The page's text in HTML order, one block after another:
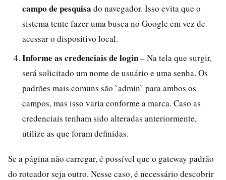
campo de pesquisa do navegador. Isso evita que o
sistema tente fazer uma busca no Google em vez de
acessar o dispositivo local.
Informe as credenciais de login– Na tela que surgir,
será solicitado um nome de usuário e uma senha. Os
padrões mais comuns são `admin` para ambos os
campos, mas isso varia conforme a marca. Caso as
credenciais tenham sido alteradas anteriormente,
utilize as que foram definidas.
Se a página não carregar, é possível que o gateway padrão
do roteador seja outro. Nesse caso, é necessário descobrir